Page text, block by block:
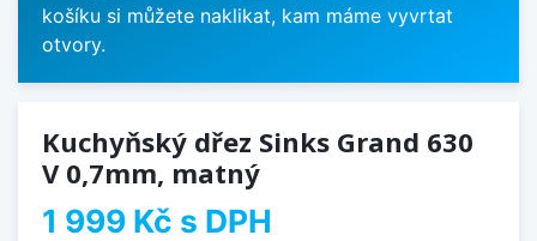
košíku si můžete naklikat, kam máme vyvrtat
otvory.
Kuchyňský dřez Sinks Grand 630
V 0,7mm, matný
1 999 Kč s DPH